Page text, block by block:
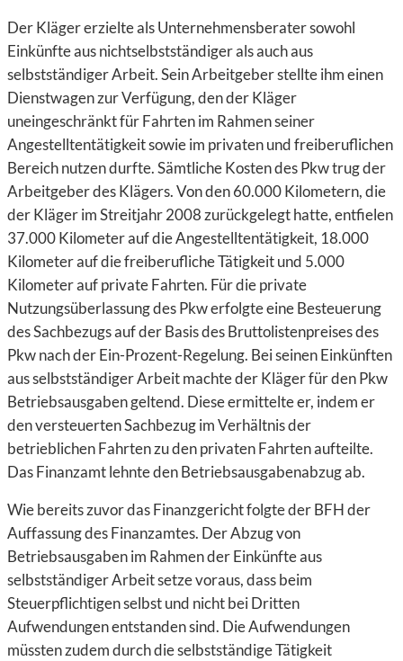
Der Kläger erzielte als Unternehmensberater sowohl
Einkünfte aus nichtselbstständiger als auch aus
selbstständiger Arbeit. Sein Arbeitgeber stellte ihm einen
Dienstwagen zur Verfügung, den der Kläger
uneingeschränkt für Fahrten im Rahmen seiner
Angestelltentätigkeit sowie im privaten und freiberuflichen
Bereich nutzen durfte. Sämtliche Kosten des Pkw trug der
Arbeitgeber des Klägers. Von den 60.000 Kilometern, die
der Kläger im Streitjahr 2008 zurückgelegt hatte, entfielen
37.000 Kilometer auf die Angestelltentätigkeit, 18.000
Kilometer auf die freiberufliche Tätigkeit und 5.000
Kilometer auf private Fahrten. Für die private
Nutzungsüberlassung des Pkw erfolgte eine Besteuerung
des Sachbezugs auf der Basis des Bruttolistenpreises des
Pkw nach der Ein-Prozent-Regelung. Bei seinen Einkünften
aus selbstständiger Arbeit machte der Kläger für den Pkw
Betriebsausgaben geltend. Diese ermittelte er, indem er
den versteuerten Sachbezug im Verhältnis der
betrieblichen Fahrten zu den privaten Fahrten aufteilte.
Das Finanzamt lehnte den Betriebsausgabenabzug ab.
Wie bereits zuvor das Finanzgericht folgte der BFH der
Auffassung des Finanzamtes. Der Abzug von
Betriebsausgaben im Rahmen der Einkünfte aus
selbstständiger Arbeit setze voraus, dass beim
Steuerpflichtigen selbst und nicht bei Dritten
Aufwendungen entstanden sind. Die Aufwendungen
müssten zudem durch die selbstständige Tätigkeit